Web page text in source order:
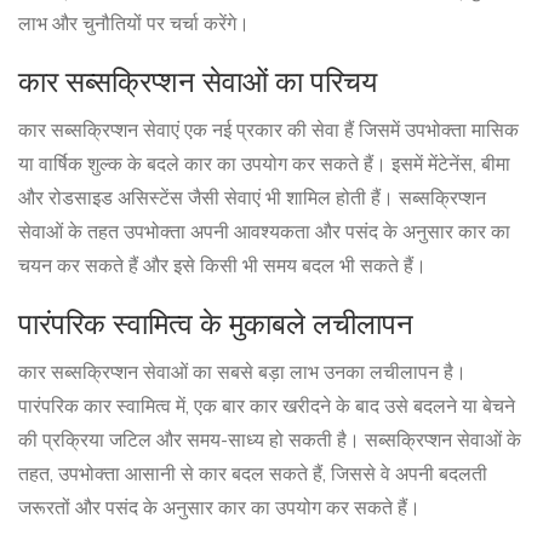
लाभ और चुनौतियों पर चर्चा करेंगे।
कार सब्सक्रिप्शन सेवाओं का परिचय
कार सब्सक्रिप्शन सेवाएं एक नई प्रकार की सेवा हैं जिसमें उपभोक्ता मासिक
या वार्षिक शुल्क के बदले कार का उपयोग कर सकते हैं। इसमें मेंटेनेंस, बीमा
और रोडसाइड असिस्टेंस जैसी सेवाएं भी शामिल होती हैं। सब्सक्रिप्शन
सेवाओं के तहत उपभोक्ता अपनी आवश्यकता और पसंद के अनुसार कार का
चयन कर सकते हैं और इसे किसी भी समय बदल भी सकते हैं।
पारंपरिक स्वामित्व के मुकाबले लचीलापन
कार सब्सक्रिप्शन सेवाओं का सबसे बड़ा लाभ उनका लचीलापन है।
पारंपरिक कार स्वामित्व में, एक बार कार खरीदने के बाद उसे बदलने या बेचने
की प्रक्रिया जटिल और समय-साध्य हो सकती है। सब्सक्रिप्शन सेवाओं के
तहत, उपभोक्ता आसानी से कार बदल सकते हैं, जिससे वे अपनी बदलती
जरूरतों और पसंद के अनुसार कार का उपयोग कर सकते हैं।